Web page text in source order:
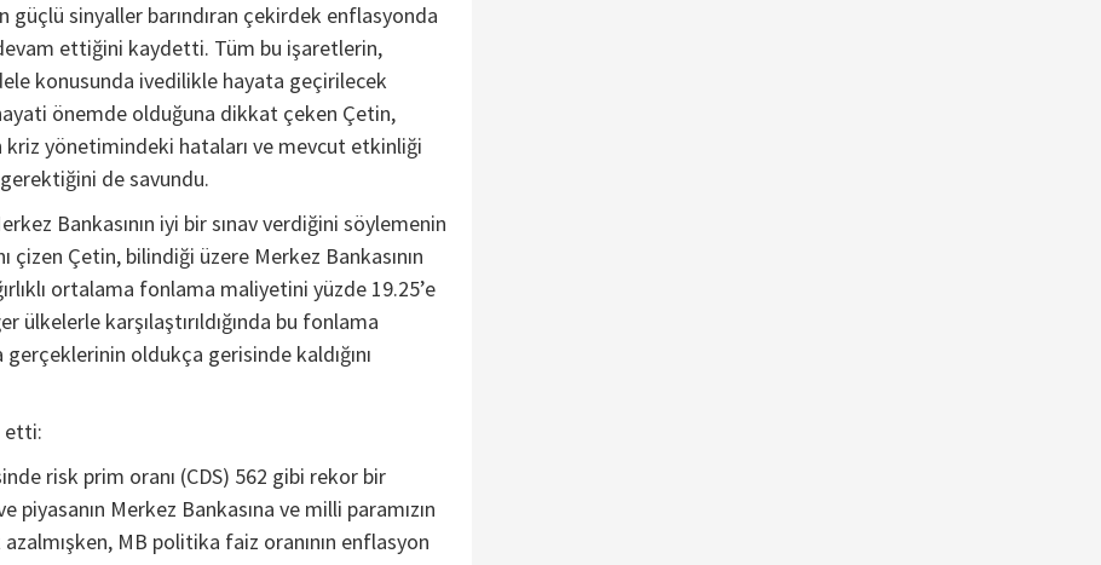
güçlü sinyaller barındıran çekirdek enflasyonda
ettiğini kaydetti. Tüm bu işaretlerin,
konusunda ivedilikle hayata geçirilecek
önemde olduğuna dikkat çeken Çetin,
kriz yönetimindeki hataları ve mevcut etkinliği
de savundu.
Bankasının iyi bir sınav verdiğini söylemenin
çizen Çetin, bilindiği üzere Merkez Bankasının
ortalama fonlama maliyetini yüzde 19.25’e
ülkelerle karşılaştırıldığında bu fonlama
oldukça gerisinde kaldığını
etti:
risk prim oranı (CDS) 562 gibi rekor bir
piyasanın Merkez Bankasına ve milli paramızın
MB politika faiz oranının enflasyon